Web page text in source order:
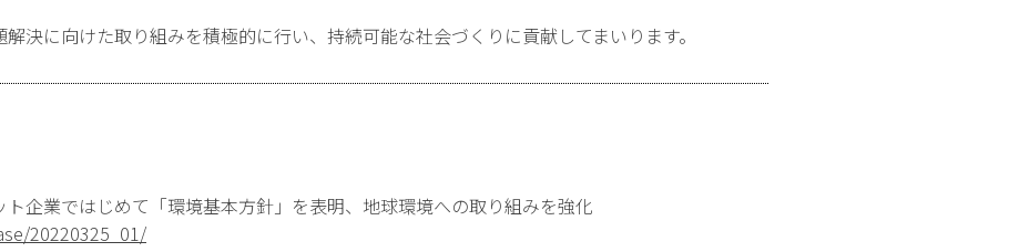
決に向けた取り組みを積極的に行い、持続可能な社会づくりに貢献してまいります。
企業ではじめて「環境基本方針」を表明、地球環境への取り組みを強化
20220325_01/